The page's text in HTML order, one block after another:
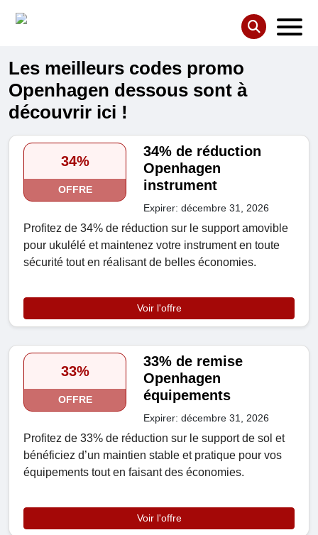
Les meilleurs codes promo
Openhagen dessous sont à
découvrir ici !
34%
OFFRE
34% de réduction
Openhagen
instrument
Expirer: décembre 31, 2026
Profitez de 34% de réduction sur le support amovible
pour ukulélé et maintenez votre instrument en toute
sécurité tout en réalisant de belles économies.
Voir l'offre
33%
OFFRE
33% de remise
Openhagen
équipements
Expirer: décembre 31, 2026
Profitez de 33% de réduction sur le support de sol et
bénéficiez d’un maintien stable et pratique pour vos
équipements tout en faisant des économies.
Voir l'offre